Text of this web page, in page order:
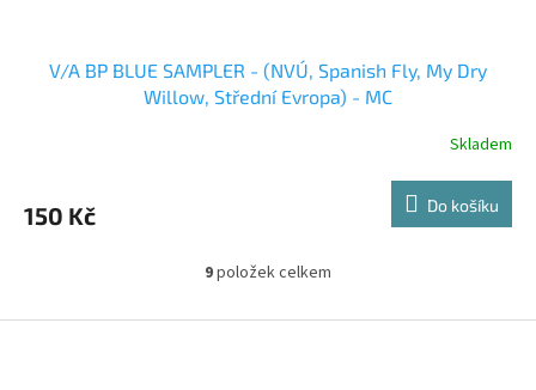
V/A BP BLUE SAMPLER - (NVÚ, Spanish Fly, My Dry
Willow, Střední Evropa) - MC
Skladem
150 Kč Do košíku
O
l
9položek celkem